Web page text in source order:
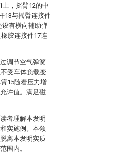
上，摇臂12的中
13与摇臂连接件
设有横向辅助弹
胶连接件17连
调节空气弹簧
受车体负载变
15随着压力增
许值。满足磁
者理解本发明
实施例。本领
离本发明实质
围内。